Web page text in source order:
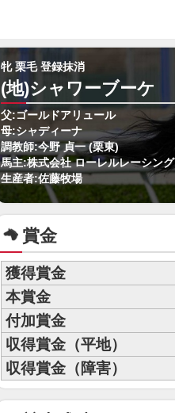
牝 栗毛 登録抹消
(地)シャワーブーケ
父:ゴールドアリュール
母:シャディーナ
調教師:今野 貞一 (栗東)
馬主:株式会社 ローレルレーシング
生産者:佐藤牧場
賞金
獲得賞金
本賞金
付加賞金
収得賞金（平地）
収得賞金（障害）